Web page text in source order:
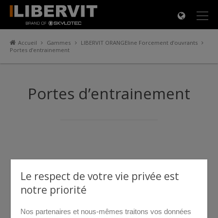
Accueil Gammes
LIBERVIT ORANGEline Forcement d’ouvrants
Portes d’entrainement
Portes d’entrainement
×
Le respect de votre vie privée est
notre priorité
Nos partenaires et nous-mêmes traitons vos données